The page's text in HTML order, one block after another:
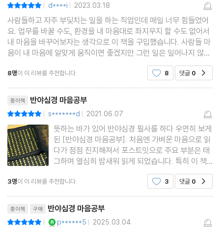
운명에 휘둘릴 때는 자기 자신에게 집중하라
5장 굴곡 많은 세상사에 의연해지는 법
어찌하여 마음이 지치고 고통스러운가
무엇에도 흔들리지 않고 중심을 잡는 힘
차분함을 잃지 않고 지속해야 한다
칭찬도 비난도 호숫가 풍경 바라보듯 보라
6장 생활 속 근심 걱정 다스리는 법
마음속 두려움을 없애는 7가지 길
“나는 보고 들을 수 있다”, 고로 장애물이 없다
| d****i | 2023.03.18
사람들하고 자주 부딪치는 일을 하는 직업인데 매일 너무 힘들었어
요. 업무를 바꿀 수도, 환경을 내 마음대로 좌지우지 할 수도 없어서
내 마음을 바꾸어보자는 생각으로 이 책을 구입했습니다. 사람들 마
음이 내 마음에 알맞게 움직이면 좋겠지만 그런 일은 일어나지 않으
니까 적어도 내 마음이라도 잘 다스려보고자 생각하며 읽기 좋은 책
입니다. 저와 비슷한 생각을 하는 분들도 읽어
8명이 이 리뷰를 추천합니다. 8 댓글 0
종이책 반야심경 마음공부
| s*******d | 2021.06.07
뜻하는 바가 있어 반야심경 필사를 하다 우연히 보게
된 [반야심경 마음공부]. 처음엔 가벼운 마음으로 읽
다가 점점 진지해져서 포스트잇으로 주요 부분은 태
그하며 열심히 밤새워 읽게 되었습니다. 특히 이 책
의 '멀리 떨어져서 세상을 보지말고, 일상 생활 속에
서 해탈하라'는 가르침의 일깨움이 저를 깊이 감복케
의로 사람들과
3명이 이 리뷰를 추천합니다. 3 댓글 0
종이책 구매 반야심경 마음공부
| p******5 | 2025.03.04